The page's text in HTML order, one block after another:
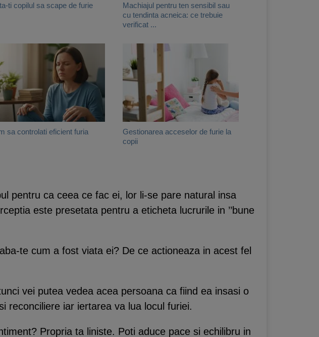
ti copilul sa scape de furie
Machiajul pentru ten sensibil sau
cu tendinta acneica: ce trebuie
verificat ...
sa controlati eficient furia
Gestionarea acceselor de furie la
copii
pentru ca ceea ce fac ei, lor li-se pare natural insa
este presetata pentru a eticheta lucrurile in ’’bune
te cum a fost viata ei? De ce actioneaza in acest fel
vei putea vedea acea persoana ca fiind ea insasi o
reconciliere iar iertarea va lua locul furiei.
Propria ta liniste. Poti aduce pace si echilibru in